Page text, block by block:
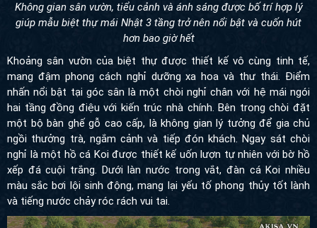
Không gian sân vườn, tiểu cảnh và ánh sáng được bố trí hợp lý
giúp mẫu biệt thự mái Nhật 3 tầng trở nên nổi bật và cuốn hút
hơn bao giờ hết
Khoảng sân vườn của biệt thự được thiết kế vô cùng tinh tế,
mang đậm phong cách nghỉ dưỡng xa hoa và thư thái. Điểm
nhấn nổi bật tại góc sân là một chòi nghỉ chân với hệ mái ngói
hai tầng đồng điệu với kiến trúc nhà chính. Bên trong chòi đặt
một bộ bàn ghế gỗ cao cấp, là không gian lý tưởng để gia chủ
ngồi thưởng trà, ngắm cảnh và tiếp đón khách. Ngay sát chòi
nghỉ là một hồ cá Koi được thiết kế uốn lượn tự nhiên với bờ hồ
xếp đá cuội trắng. Dưới làn nước trong vắt, đàn cá Koi nhiều
màu sắc bơi lội sinh động, mang lại yếu tố phong thủy tốt lành
và tiếng nước chảy róc rách vui tai.